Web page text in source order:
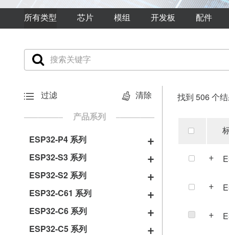
所有类型 芯片 模组 开发板 配件
过滤 清除 找到 506 个
产品系列
ESP32-P4 系列
芯片
ESP32-P4
开发板
ESP32-P4-Function-EV-Board
ESP32-P4-EYE
ESP32-S3 系列
芯片
ESP32-S3
ESP32-S3-PICO-1
模组
ESP32-S2 系列
芯片
ESP32-S2
模组
ESP32-C61 系列
芯片
ESP32-C61
ESP32-C6 系列
芯片
ESP32-C5 系列